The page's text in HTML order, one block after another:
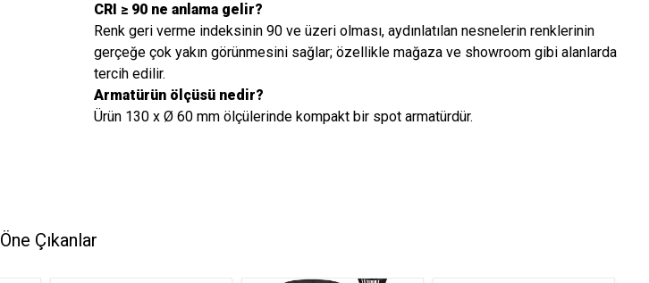
CRI ≥ 90 ne anlama gelir?
Renk geri verme indeksinin 90 ve üzeri olması, aydınlatılan nesnelerin renklerinin
gerçeğe çok yakın görünmesini sağlar; özellikle mağaza ve showroom gibi alanlarda
tercih edilir.
Armatürün ölçüsü nedir?
Ürün 130 x Ø 60 mm ölçülerinde kompakt bir spot armatürdür.
Öne Çıkanlar